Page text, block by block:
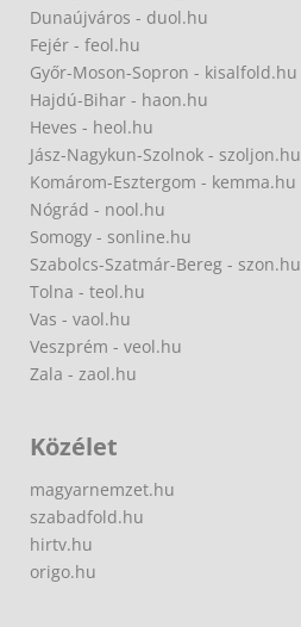
Dunaújváros - duol.hu
Fejér - feol.hu
Győr-Moson-Sopron - kisalfold.hu
Hajdú-Bihar - haon.hu
Heves - heol.hu
Jász-Nagykun-Szolnok - szoljon.hu
Komárom-Esztergom - kemma.hu
Nógrád - nool.hu
Somogy - sonline.hu
Szabolcs-Szatmár-Bereg - szon.hu
Tolna - teol.hu
Vas - vaol.hu
Veszprém - veol.hu
Zala - zaol.hu
Közélet
magyarnemzet.hu
szabadfold.hu
hirtv.hu
origo.hu